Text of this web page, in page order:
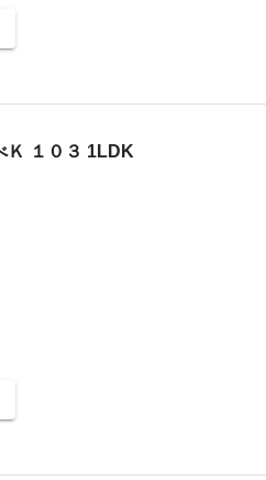
１０３ 1LDK